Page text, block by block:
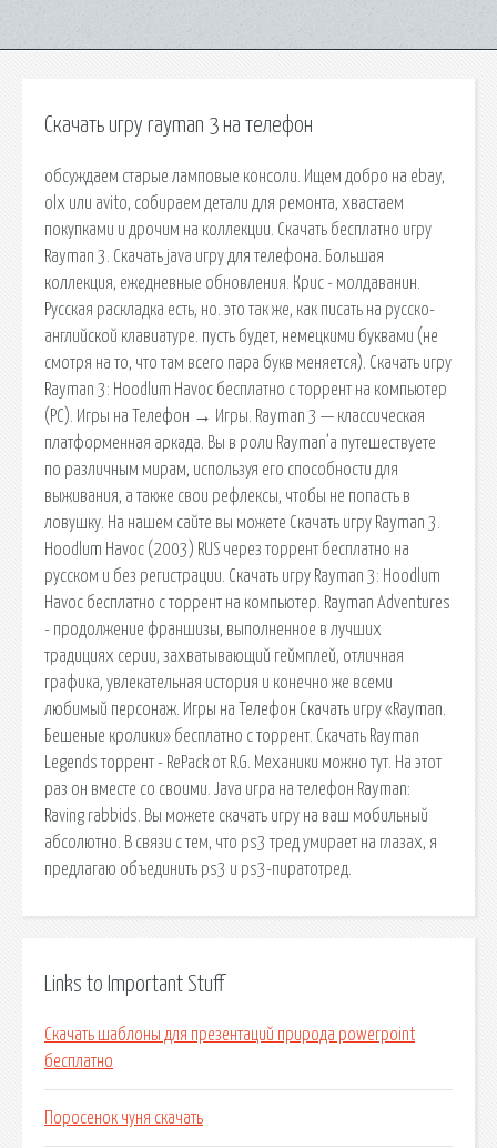
Скачать игру rayman 3 на телефон
обсуждаем старые ламповые консоли. Ищем добро на ebay,
olx или avito, собираем детали для ремонта, хвастаем
покупками и дрочим на коллекции. Скачать бесплатно игру
Rayman 3. Скачать java игру для телефона. Большая
коллекция, ежедневные обновления. Крис - молдаванин.
Русская раскладка есть, но. это так же, как писать на русско-
английской клавиатуре. пусть будет, немецкими буквами (не
смотря на то, что там всего пара букв меняется). Скачать игру
Rayman 3: Hoodlum Havoc бесплатно c торрент на компьютер
(PC). Игры на Телефон → Игры. Rayman 3 — классическая
платформенная аркада. Вы в роли Rayman’а путешествуете
по различным мирам, используя его способности для
выживания, а также свои рефлексы, чтобы не попасть в
ловушку. На нашем сайте вы можете Скачать игру Rayman 3.
Hoodlum Havoc (2003) RUS через торрент бесплатно на
русском и без регистрации. Скачать игру Rayman 3: Hoodlum
Havoc бесплатно c торрент на компьютер. Rayman Adventures
- продолжение франшизы, выполненное в лучших
традициях серии, захватывающий геймплей, отличная
графика, увлекательная история и конечно же всеми
любимый персонаж. Игры на Телефон Скачать игру «Rayman.
Бешеные кролики» бесплатно c торрент. Скачать Rayman
Legends торрент - RePack от R.G. Механики можно тут. На этот
раз он вместе со своими. Java игра на телефон Rayman:
Raving rabbids. Вы можете скачать игру на ваш мобильный
абсолютно. В связи с тем, что ps3 тред умирает на глазах, я
предлагаю объединить ps3 и ps3-пиратотред.
Links to Important Stuff
Скачать шаблоны для презентаций природа powerpoint
бесплатно
Поросенок чуня скачать